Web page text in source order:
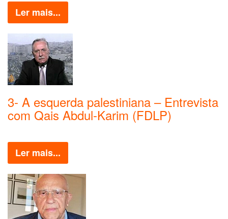
Ler mais...
3- A esquerda palestiniana – Entrevista
com Qais Abdul-Karim (FDLP)
Ler mais...